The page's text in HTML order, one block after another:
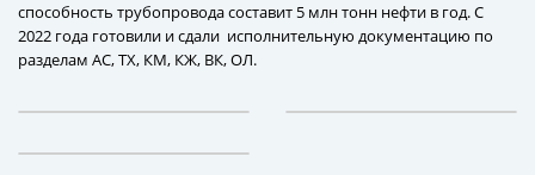
способность трубопровода составит 5 млн тонн нефти в год. С
2022 года готовили и сдали исполнительную документацию по
разделам АС, ТХ, КМ, КЖ, ВК, ОЛ.